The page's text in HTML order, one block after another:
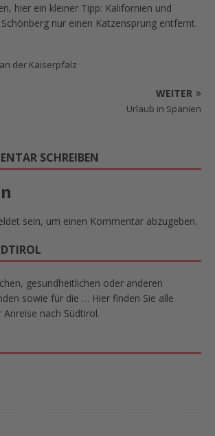
hier ein kleiner Tipp: Kalifornien und
nur einen Katzensprung entfernt.
der Kaiserpfalz
WEITER
Urlaub in Spanien
SCHREIBEN
sein, um einen Kommentar abzugeben.
gesundheitlichen oder anderen
sowie für die … Hier finden Sie alle
nach Südtirol.